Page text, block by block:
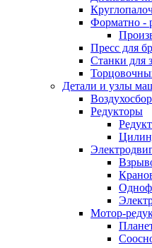
Форматно -
Пресс для
Станки для
Детали и узлы
Редукторы
Мотор-